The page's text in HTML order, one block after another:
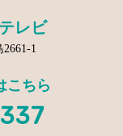
レビ
1
こちら